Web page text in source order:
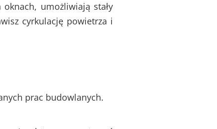
umożliwiają stały
cyrkulację powietrza i
prac budowlanych.